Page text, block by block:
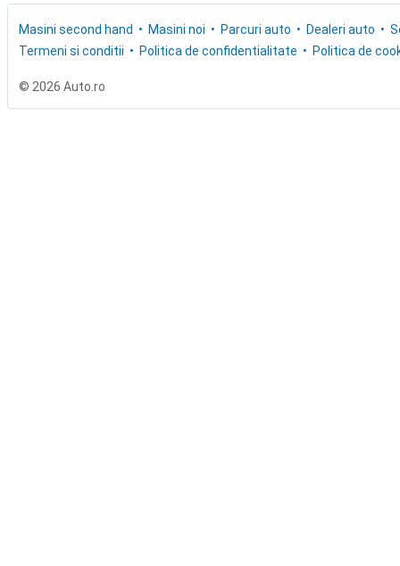
Masini second hand Masini noi Parcuri auto Dealeri auto
Termeni si conditii
Politica de confidentialitate Politica de
© 2026 Auto.ro